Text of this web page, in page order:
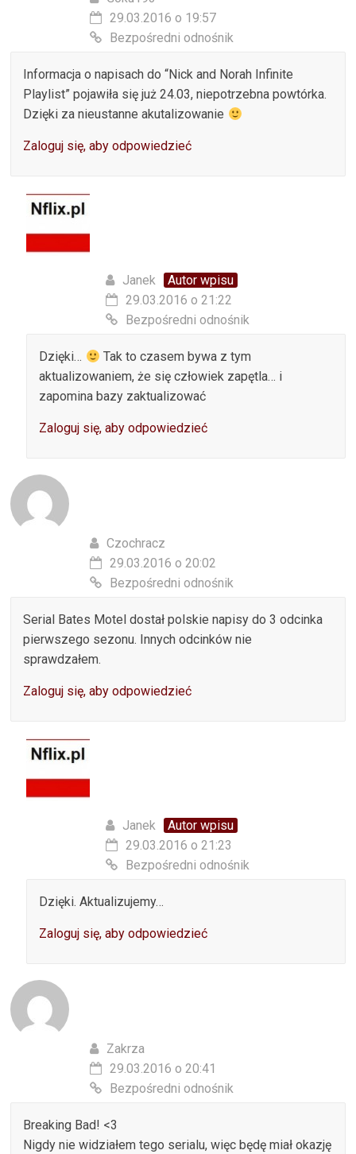
29.03.2016 o 19:57
Bezpośredni odnośnik
Informacja o napisach do “Nick and Norah Infinite
Playlist” pojawiła się już 24.03, niepotrzebna powtórka.
Dzięki za nieustanne akutalizowanie
Zaloguj się, aby odpowiedzieć
Janek
Autor wpisu
29.03.2016 o 21:22
Bezpośredni odnośnik
Dzięki…
Tak to czasem bywa z tym
aktualizowaniem, że się człowiek zapętla… i
zapomina bazy zaktualizować
Zaloguj się, aby odpowiedzieć
Czochracz
29.03.2016 o 20:02
Bezpośredni odnośnik
Serial Bates Motel dostał polskie napisy do 3 odcinka
pierwszego sezonu. Innych odcinków nie
sprawdzałem.
Zaloguj się, aby odpowiedzieć
Janek
Autor wpisu
29.03.2016 o 21:23
Bezpośredni odnośnik
Dzięki. Aktualizujemy…
Zaloguj się, aby odpowiedzieć
Zakrza
29.03.2016 o 20:41
Bezpośredni odnośnik
Breaking Bad! <3
Nigdy nie widziałem tego serialu, więc będę miał okazję